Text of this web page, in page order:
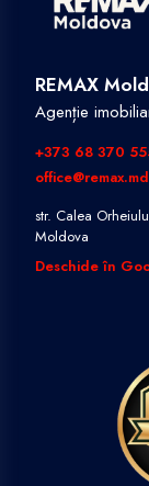
REMAX
Agenție
+373 68 370
office@remax.md
str. Calea
Moldova
Deschide în